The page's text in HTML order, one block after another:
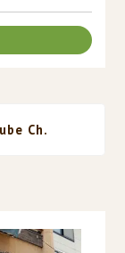
Ch.